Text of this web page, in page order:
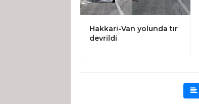
Hakkari-Van yolunda tır
devrildi